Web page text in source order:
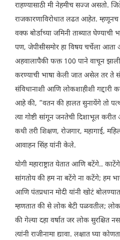
राहण्यासाठी मी नेहमीच सज्ज असतो.
राजकारणाविरोधात लढत आहेत.
वक्फ बोर्डाच्या जमिनी ताब्यात
पण, जेपीसीसमोर हा विषय चर्चेला
अहवालापैकी फक्त 100 पाने वाचून
करण्याची भाषा केली जात असेल तर ते
संविधानाशी आणि लोकशाहीशी
आहे की, “वतन की हालत सुनायेंगे तो
त्या गोष्टी सांगून जनतेची दिशाभूल
कधी तरी शिक्षण, रोजगार, महागाई,
आवाहन सिंह यांनी केले.
योगी महाराष्ट्रात येतात आणि बटेंगे..
सांगतोय की हम ना बटेंगे ना कटेंगे; हम
आणि पंतप्रधान मोदी यांनी खोटं
म्हणतात की से लोक बेटी पळवतील;
की गेल्या दहा वर्षात जर लोक सुरक्षित
त्यांनी राजीनामा द्यावा. लक्षात घ्या